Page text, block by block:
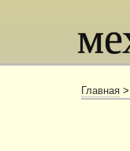
Главная >